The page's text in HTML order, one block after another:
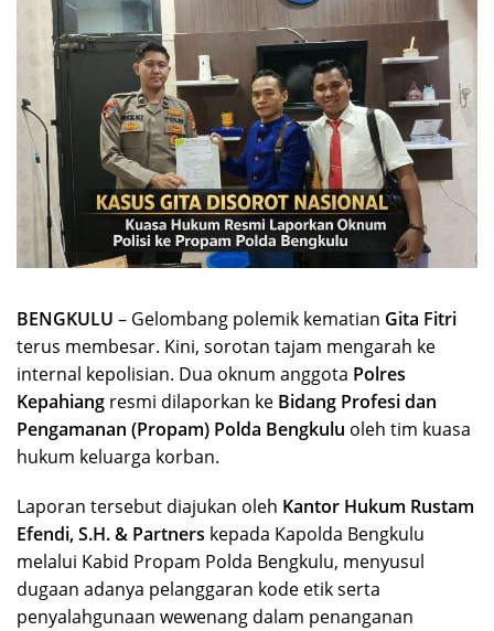
BENGKULU – Gelombang polemik kematian Gita Fitri
terus membesar. Kini, sorotan tajam mengarah ke
internal kepolisian. Dua oknum anggota Polres
Kepahiang resmi dilaporkan ke Bidang Profesi dan
Pengamanan (Propam) Polda Bengkulu oleh tim kuasa
hukum keluarga korban.
Laporan tersebut diajukan oleh Kantor Hukum Rustam
Efendi, S.H. & Partners kepada Kapolda Bengkulu
melalui Kabid Propam Polda Bengkulu, menyusul
dugaan adanya pelanggaran kode etik serta
penyalahgunaan wewenang dalam penanganan